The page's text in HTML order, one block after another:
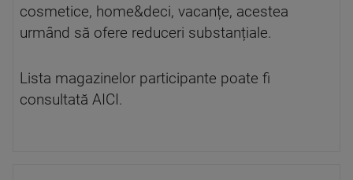
cosmetice, home&deci, vacanțe, acestea
urmând să ofere reduceri substanțiale.
Lista magazinelor participante poate fi
consultată AICI.